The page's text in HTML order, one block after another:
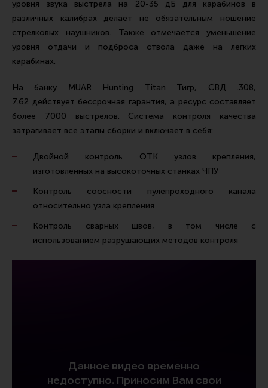
Все разделы
Новости
Мероприятия
Фотоотчеты
уровня звука выстрела на 20-35 дБ для карабинов в
различных калибрах делает не обязательным ношение
стрелковых наушников. Также отмечается уменьшение
уровня отдачи и подброса ствола даже на легких
карабинах.
На банку MUAR Hunting Titan Тигр, СВД .308,
7.62 действует бессрочная гарантия, а ресурс составляет
более 7000 выстрелов. Система контроля качества
затрагивает все этапы сборки и включает в себя:
Двойной контроль ОТК узлов крепления,
изготовленных на высокоточных станках ЧПУ
Контроль соосности пулепроходного канала
относительно узла крепления
Контроль сварных швов, в том числе с
использованием разрушающих методов контроля